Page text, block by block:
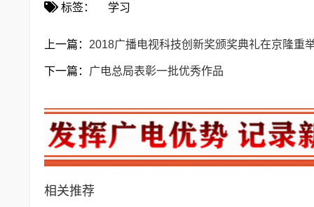
标签： 学习
上一篇： 2018广播电视科技创新奖颁奖典礼在京隆重
下一篇： 广电总局表彰一批优秀作品
相关推荐